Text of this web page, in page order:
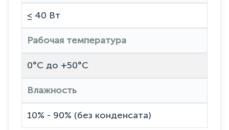
≤ 40 Вт
Рабочая температура
0°C до +50°C
Влажность
10% - 90% (без конденсата)